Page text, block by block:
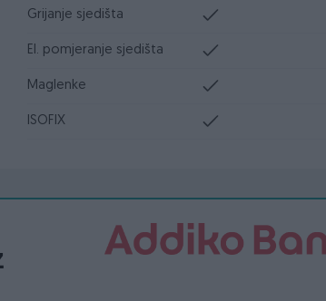
Grijanje sjedišta
El. pomjeranje sjedišta
Maglenke
ISOFIX